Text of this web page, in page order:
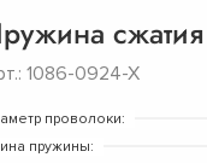
1086-0924-Х
проволоки:
пружины: